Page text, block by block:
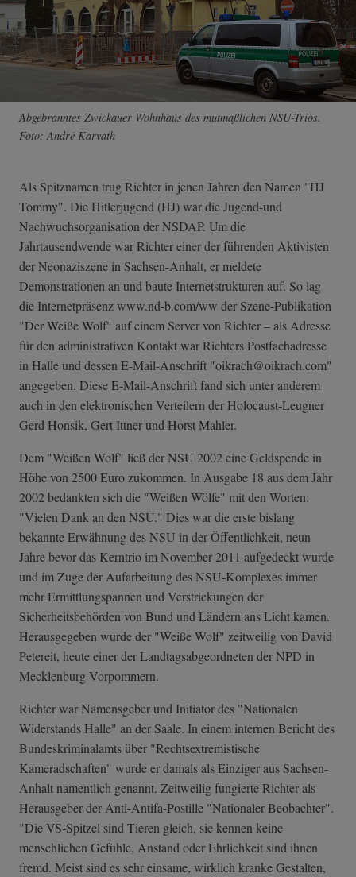
Abgebranntes Zwickauer Wohnhaus des mutmaßlichen NSU-Trios.
Foto: André Karvath
Als Spitznamen trug Richter in jenen Jahren den Namen "HJ
Tommy". Die Hitlerjugend (HJ) war die Jugend-und
Nachwuchsorganisation der NSDAP. Um die
Jahrtausendwende war Richter einer der führenden Aktivisten
der Neonaziszene in Sachsen-Anhalt, er meldete
Demonstrationen an und baute Internetstrukturen auf. So lag
die Internetpräsenz www.nd-b.com/ww der Szene-Publikation
"Der Weiße Wolf" auf einem Server von Richter – als Adresse
für den administrativen Kontakt war Richters Postfachadresse
in Halle und dessen E-Mail-Anschrift "oikrach@oikrach.com"
angegeben. Diese E-Mail-Anschrift fand sich unter anderem
auch in den elektronischen Verteilern der Holocaust-Leugner
Gerd Honsik, Gert Ittner und Horst Mahler.
Dem "Weißen Wolf" ließ der NSU 2002 eine Geldspende in
Höhe von 2500 Euro zukommen. In Ausgabe 18 aus dem Jahr
2002 bedankten sich die "Weißen Wölfe" mit den Worten:
"Vielen Dank an den NSU." Dies war die erste bislang
bekannte Erwähnung des NSU in der Öffentlichkeit, neun
Jahre bevor das Kerntrio im November 2011 aufgedeckt wurde
und im Zuge der Aufarbeitung des NSU-Komplexes immer
mehr Ermittlungspannen und Verstrickungen der
Sicherheitsbehörden von Bund und Ländern ans Licht kamen.
Herausgegeben wurde der "Weiße Wolf" zeitweilig von David
Petereit, heute einer der Landtagsabgeordneten der NPD in
Mecklenburg-Vorpommern.
Richter war Namensgeber und Initiator des "Nationalen
Widerstands Halle" an der Saale. In einem internen Bericht des
Bundeskriminalamts über "Rechtsextremistische
Kameradschaften" wurde er damals als Einziger aus Sachsen-
Anhalt namentlich genannt. Zeitweilig fungierte Richter als
Herausgeber der Anti-Antifa-Postille "Nationaler Beobachter".
"Die VS-Spitzel sind Tieren gleich, sie kennen keine
menschlichen Gefühle, Anstand oder Ehrlichkeit sind ihnen
fremd. Meist sind es sehr einsame, wirklich kranke Gestalten,